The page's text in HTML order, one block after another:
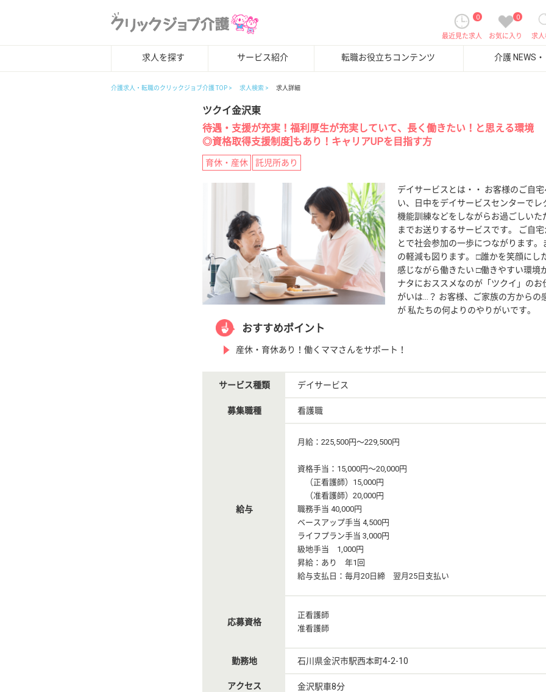
求
0
お気に入り
0
最近見た求人
求人を探す サービス紹介 転職お役立ちコンテンツ 介護 NEWS
介護求人・転職のクリックジョブ介護 TOP 求人検索 求人詳細
ツクイ金沢東
待遇・支援が充実！福利厚生が充実していて、長く働きたい！と思える環境
◎資格取得支援制度]もあり！キャリアUPを目指す方
育休・産休 託児所あり
デイサービスとは・・ お客様のご自
い、日中をデイサービスセンターでレ
機能訓練などをしながらお過ごしいた
までお送りするサービスです。 ご自
とで社会参加の一歩につながります。
の軽減も図ります。 □誰かを笑顔にし
感じながら働きたい □働きやすい環境
ナタにおススメなのが「ツクイ」のお
がいは…？ お客様、ご家族の方からの
が 私たちの何よりのやりがいです。
おすすめポイント
産休・育休あり！働くママさんをサポート！
サービス種類 デイサービス
募集職種 看護職
給与
月給：225,500円〜229,500円
資格手当：15,000円〜20,000円
（正看護師）15,000円
（准看護師）20,000円
職務手当 40,000円
ベースアップ手当 4,500円
ライフプラン手当 3,000円
級地手当 1,000円
昇給：あり 年1回
給与支払日：毎月20日締 翌月25日支払い
応募資格
正看護師
准看護師
勤務地 石川県金沢市駅西本町4-2-10
アクセス 金沢駅車8分